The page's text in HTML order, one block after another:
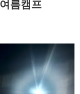
름캠프